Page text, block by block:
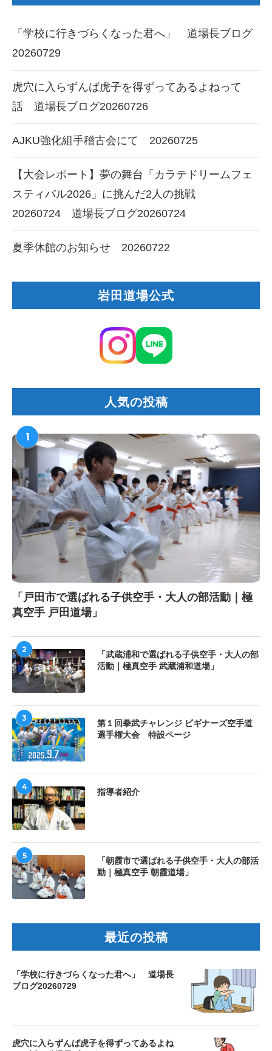
「学校に行きづらくなった君へ」 道場長ブログ
20260729
虎穴に入らずんば虎子を得ずってあるよねって
話 道場長ブログ20260726
AJKU強化組手稽古会にて 20260725
【大会レポート】夢の舞台「カラテドリームフェ
スティバル2026」に挑んだ2人の挑戦
20260724 道場長ブログ20260724
夏季休館のお知らせ 20260722
岩田道場公式
人気の投稿
1
「戸田市で選ばれる子供空手・大人の部活動｜極
真空手 戸田道場」
2
「武蔵浦和で選ばれる子供空手・大人の部
活動｜極真空手 武蔵浦和道場」
3
第１回拳武チャレンジ ビギナーズ空手道
選手権大会 特設ページ
4
指導者紹介
5
「朝霞市で選ばれる子供空手・大人の部活
動｜極真空手 朝霞道場」
最近の投稿
「学校に行きづらくなった君へ」 道場長
ブログ20260729
虎穴に入らずんば虎子を得ずってあるよね